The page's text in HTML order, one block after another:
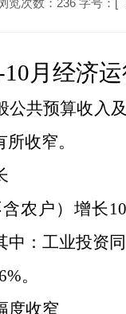
览次数：236 字号：[
10月经济
公共预算收入
收窄。
农户）增长
中：工业投资
。
度收窄